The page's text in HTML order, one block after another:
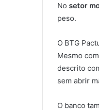
No setor
peso.
O BTG
Mesmo
descrito
sem abrir
O banco